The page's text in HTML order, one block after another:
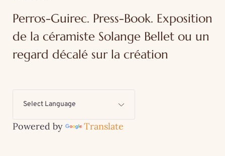
Perros-Guirec. Press-Book. Exposition
de la céramiste Solange Bellet ou un
regard décalé sur la création
Powered by Translate